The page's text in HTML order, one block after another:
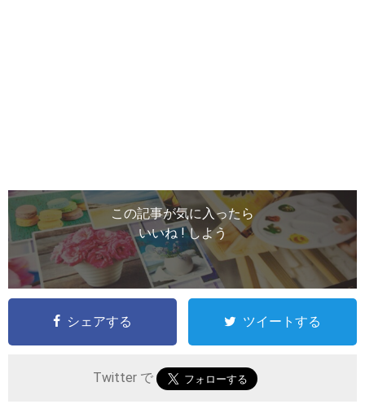
この記事が気に入ったら
いいね ! しよう
シェアする ツイートする
Twitter で